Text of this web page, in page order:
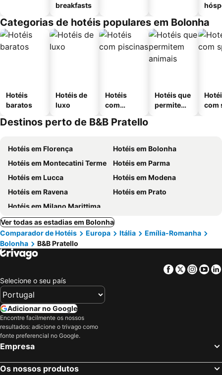
breakfasts
Categorias de hotéis populares em Bolonha
Hotéis
baratos
Hotéis de
luxo
Hotéis
com
Hotéis que
permitem
com
Destinos perto de B&B Pratello
Hotéis em Florença
Hotéis em Bolonha
Hotéis em Montecatini Terme
Hotéis em Parma
Hotéis em Lucca
Hotéis em Modena
Hotéis em Ravena
Hotéis em Prato
Hotéis em Milano Marittima
Ver todas as estadias em Bolonha
Comparador de Hotéis
Europa Itália
Emília-Romanha
Bolonha
B&B Pratello
Facebook
Twitter
Selecione o seu país
Adicionar no Google
Encontre facilmente os nossos
resultados: adicione o trivago como
fonte preferencial no Google.
Empresa
Os nossos produtos